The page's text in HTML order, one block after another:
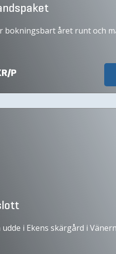
bokningsbart året runt och
P
udde i Ekens skärgård i